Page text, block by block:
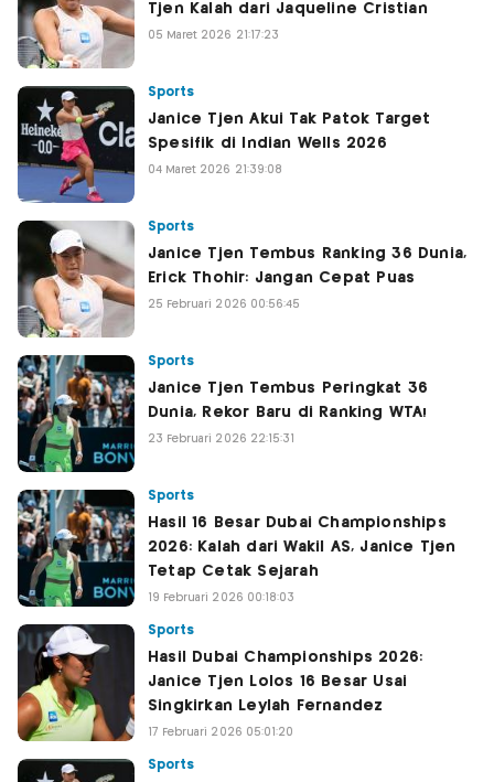
Tjen Kalah dari Jaqueline Cristian
05 Maret 2026 21:17:23
Sports
Janice Tjen Akui Tak Patok Target
Spesifik di Indian Wells 2026
04 Maret 2026 21:39:08
Sports
Janice Tjen Tembus Ranking 36 Dunia,
Erick Thohir: Jangan Cepat Puas
25 Februari 2026 00:56:45
Sports
Janice Tjen Tembus Peringkat 36
Dunia, Rekor Baru di Ranking WTA!
23 Februari 2026 22:15:31
Sports
Hasil 16 Besar Dubai Championships
2026: Kalah dari Wakil AS, Janice Tjen
Tetap Cetak Sejarah
19 Februari 2026 00:18:03
Sports
Hasil Dubai Championships 2026:
Janice Tjen Lolos 16 Besar Usai
Singkirkan Leylah Fernandez
17 Februari 2026 05:01:20
Sports